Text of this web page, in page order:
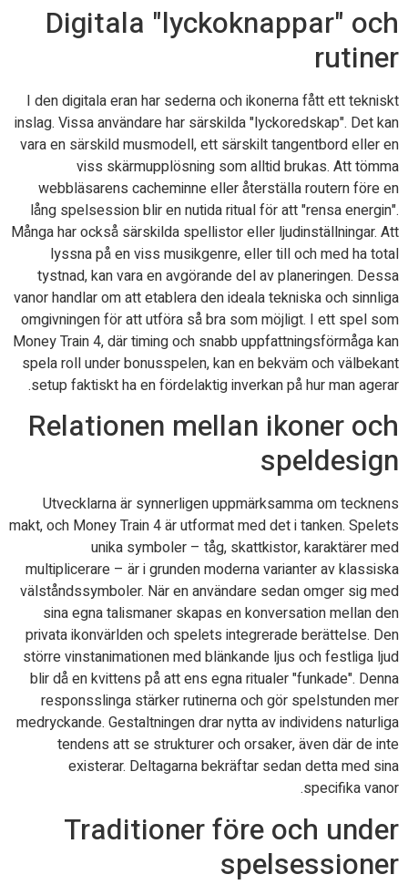
Digitala "lyckoknappar" och
rutiner
I den digitala eran har sederna och ikonerna fått ett tekniskt
inslag. Vissa användare har särskilda "lyckoredskap". Det kan
vara en särskild musmodell, ett särskilt tangentbord eller en
viss skärmupplösning som alltid brukas. Att tömma
webbläsarens cacheminne eller återställa routern före en
lång spelsession blir en nutida ritual för att "rensa energin".
Många har också särskilda spellistor eller ljudinställningar. Att
lyssna på en viss musikgenre, eller till och med ha total
tystnad, kan vara en avgörande del av planeringen. Dessa
vanor handlar om att etablera den ideala tekniska och sinnliga
omgivningen för att utföra så bra som möjligt. I ett spel som
Money Train 4, där timing och snabb uppfattningsförmåga kan
spela roll under bonusspelen, kan en bekväm och välbekant
setup faktiskt ha en fördelaktig inverkan på hur man agerar.
Relationen mellan ikoner och
speldesign
Utvecklarna är synnerligen uppmärksamma om tecknens
makt, och Money Train 4 är utformat med det i tanken. Spelets
unika symboler – tåg, skattkistor, karaktärer med
multiplicerare – är i grunden moderna varianter av klassiska
välståndssymboler. När en användare sedan omger sig med
sina egna talismaner skapas en konversation mellan den
privata ikonvärlden och spelets integrerade berättelse. Den
större vinstanimationen med blänkande ljus och festliga ljud
blir då en kvittens på att ens egna ritualer "funkade". Denna
responsslinga stärker rutinerna och gör spelstunden mer
medryckande. Gestaltningen drar nytta av individens naturliga
tendens att se strukturer och orsaker, även där de inte
existerar. Deltagarna bekräftar sedan detta med sina
specifika vanor.
Traditioner före och under
spelsessioner